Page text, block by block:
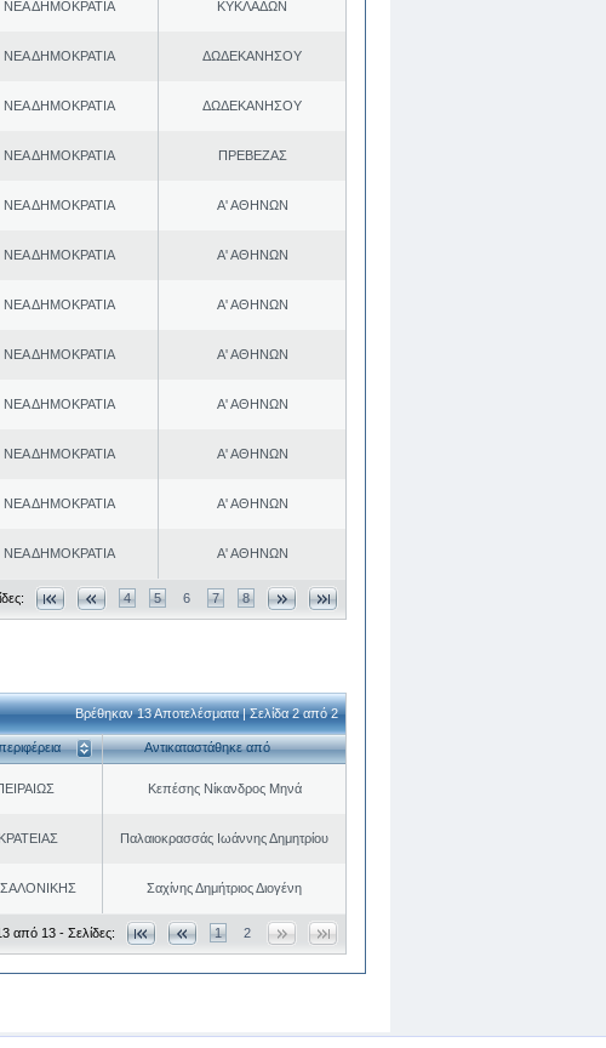
ΝΕΑ ΔΗΜΟΚΡΑΤΙΑ ΚΥΚΛΑΔΩΝ
ΝΕΑ ΔΗΜΟΚΡΑΤΙΑ ΔΩΔΕΚΑΝΗΣΟΥ
ΝΕΑ ΔΗΜΟΚΡΑΤΙΑ ΔΩΔΕΚΑΝΗΣΟΥ
ΝΕΑ ΔΗΜΟΚΡΑΤΙΑ ΠΡΕΒΕΖΑΣ
ΝΕΑ ΔΗΜΟΚΡΑΤΙΑ Α' ΑΘΗΝΩΝ
ΝΕΑ ΔΗΜΟΚΡΑΤΙΑ Α' ΑΘΗΝΩΝ
ΝΕΑ ΔΗΜΟΚΡΑΤΙΑ Α' ΑΘΗΝΩΝ
ΝΕΑ ΔΗΜΟΚΡΑΤΙΑ Α' ΑΘΗΝΩΝ
ΝΕΑ ΔΗΜΟΚΡΑΤΙΑ Α' ΑΘΗΝΩΝ
ΝΕΑ ΔΗΜΟΚΡΑΤΙΑ Α' ΑΘΗΝΩΝ
ΝΕΑ ΔΗΜΟΚΡΑΤΙΑ Α' ΑΘΗΝΩΝ
ΝΕΑ ΔΗΜΟΚΡΑΤΙΑ Α' ΑΘΗΝΩΝ
4 5 6 7 8
Βρέθηκαν 13 Αποτελέσματα | Σελίδα 2 από 2
Αντικαταστάθηκε από
Κεπέσης Νίκανδρος Μηνά
Παλαιοκρασσάς Ιωάννης Δημητρίου
Σαχίνης Δημήτριος Διογένη
από 13 - Σελίδες: 1 2